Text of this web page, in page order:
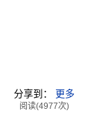
分享到： 更多
阅读(4977次)